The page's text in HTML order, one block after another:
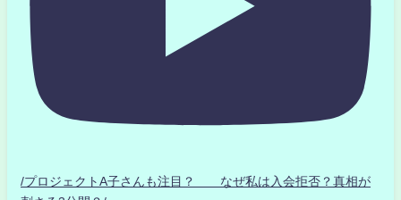
/プロジェクトA子さんも注目？ なぜ私は入会拒否？真相が